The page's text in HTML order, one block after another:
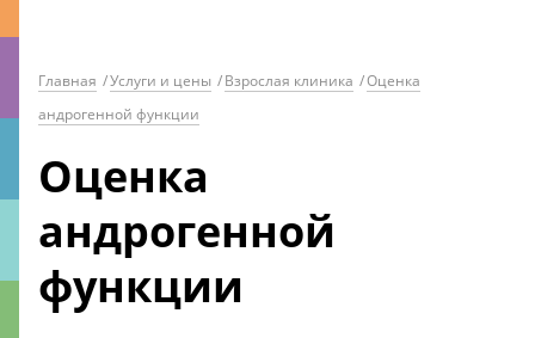
Главная /Услуги и цены /Взрослая клиника /Оценка
андрогенной функции
Оценка
андрогенной
функции